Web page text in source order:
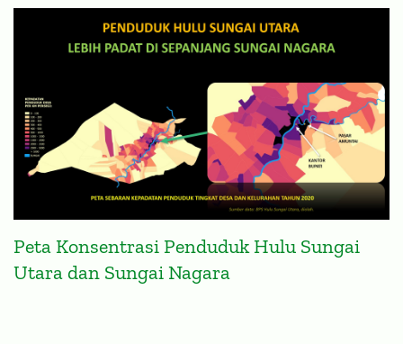
Peta Konsentrasi Penduduk Hulu Sungai
Utara dan Sungai Nagara